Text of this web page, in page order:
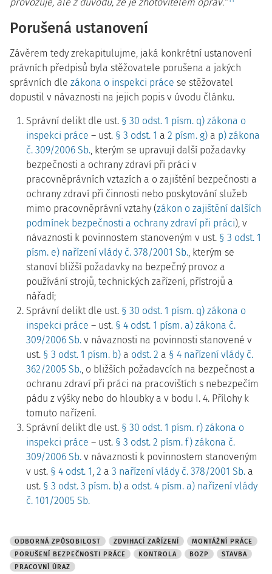
Porušená ustanovení
Závěrem tedy zrekapitulujme, jaká konkrétní ustanovení
právních předpisů byla stěžovatele porušena a jakých
správních dle zákona o inspekci práce se stěžovatel
dopustil v návaznosti na jejich popis v úvodu článku.
Správní delikt dle ust. § 30 odst. 1 písm. q) zákona o
inspekci práce – ust. § 3 odst. 1 a 2 písm. g) a p) zákona
č. 309/2006 Sb., kterým se upravují další požadavky
bezpečnosti a ochrany zdraví při práci v
pracovněprávních vztazích a o zajištění bezpečnosti a
ochrany zdraví při činnosti nebo poskytování služeb
mimo pracovněprávní vztahy (zákon o zajištění dalších
podmínek bezpečnosti a ochrany zdraví při práci), v
návaznosti k povinnostem stanoveným v ust. § 3 odst. 1
písm. e) nařízení vlády č. 378/2001 Sb., kterým se
stanoví bližší požadavky na bezpečný provoz a
používání strojů, technických zařízení, přístrojů a
nářadí;
Správní delikt dle ust. § 30 odst. 1 písm. q) zákona o
inspekci práce – ust. § 4 odst. 1 písm. a) zákona č.
309/2006 Sb. v návaznosti na povinnosti stanovené v
ust. § 3 odst. 1 písm. b) a odst. 2 a § 4 nařízení vlády č.
362/2005 Sb., o bližších požadavcích na bezpečnost a
ochranu zdraví při práci na pracovištích s nebezpečím
pádu z výšky nebo do hloubky a v bodu I. 4. Přílohy k
tomuto nařízení.
Správní delikt dle ust. § 30 odst. 1 písm. r) zákona o
inspekci práce – ust. § 3 odst. 2 písm. f) zákona č.
309/2006 Sb. v návaznosti k povinnostem stanoveným
v ust. § 4 odst. 1, 2 a 3 nařízení vlády č. 378/2001 Sb. a
ust. § 3 odst. 3 písm. b) a odst. 4 písm. a) nařízení vlády
č. 101/2005 Sb.
ODBORNÁ ZPŮSOBILOST ZDVIHACÍ ZAŘÍZENÍ
MONTÁŽNÍ PRÁCE
PORUŠENÍ BEZPEČNOSTI PRÁCE
KONTROLA BOZP
STAVBA
PRACOVNÍ ÚRAZ